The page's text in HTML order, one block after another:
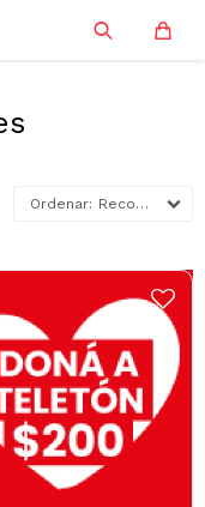
Recomendados